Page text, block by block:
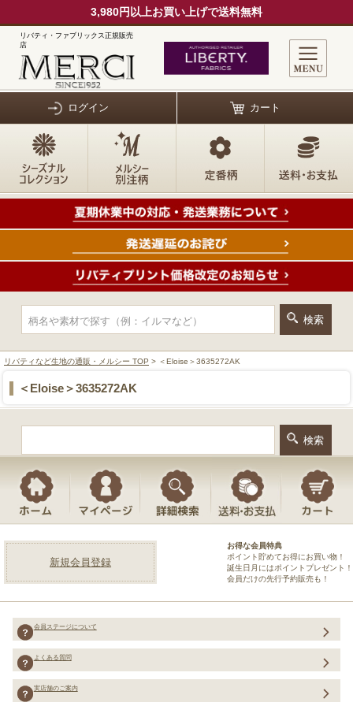
3,980円以上お買い上げで送料無料
リバティ・ファブリックス正規販売
店
ログイン カート
リバティなど生地の通販・メルシー TOP > ＜Eloise＞3635272AK
＜Eloise＞3635272AK
新規会員登録
お得な会員特典
ポイント貯めてお得にお買い物！
誕生日月にはポイントプレゼント！
会員だけの先行予約販売も！
会員ステージについて
よくある質問
実店舗のご案内